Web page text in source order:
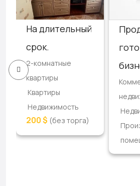
На длительный
срок.
2-комнатные
квартиры
Квартиры
Недвижимость
200 $ (без торга)